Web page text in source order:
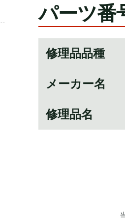
パーツ
修理品品種
メーカー名
修理品名